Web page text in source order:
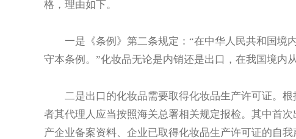
格，理由如下。
一是《条例》第二条规定：“在中华人民共和国境
守本条例。”化妆品无论是内销还是出口，在我国境内
二是出口的化妆品需要取得化妆品生产许可证。
者其代理人应当按照海关总署相关规定报检。其中首
产企业备案资料、企业已取得化妆品生产许可证的自我